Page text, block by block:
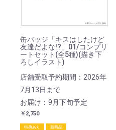
缶バッジ「キスはしたけど
友達だよな!?」01/コンプリ
ートセット(全5種)(描き下
ろしイラスト)
店舗受取予約期間：2026年
7月13日まで
お届け：9月下旬予定
￥2,750
特典あり 新商品